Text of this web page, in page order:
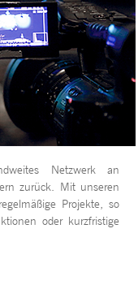
Netzwerk an
zurück. Mit unseren
Projekte, so
oder kurzfristige